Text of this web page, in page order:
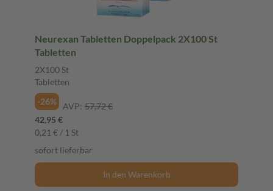
Neurexan Tabletten Doppelpack 2X100 St
Tabletten
2X100 St
Tabletten
-26%
AVP: 57,72 €
42,95 €
0,21 € / 1 St
sofort lieferbar
In den Warenkorb